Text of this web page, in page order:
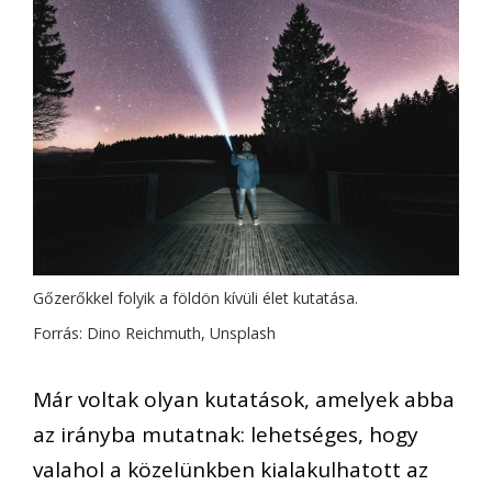
Gőzerőkkel folyik a földön kívüli élet kutatása.
Forrás: Dino Reichmuth, Unsplash
Már voltak olyan kutatások, amelyek abba
az irányba mutatnak: lehetséges, hogy
valahol a közelünkben kialakulhatott az